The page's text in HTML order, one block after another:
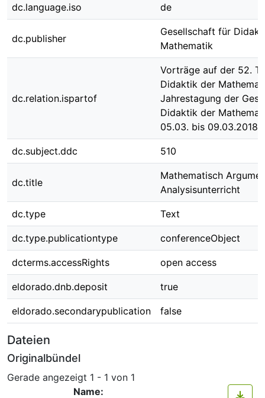
dc.language.iso de
dc.publisher
Gesellschaft für
Mathematik
dc.relation.ispartof
Vorträge auf der 52.
Didaktik der
Jahrestagung der
Didaktik der
05.03. bis 09.03.2018
dc.subject.ddc 510
dc.title
Mathematisch
Analysisunterricht
dc.type Text
dc.type.publicationtype conferenceObject
dcterms.accessRights open access
eldorado.dnb.deposit true
eldorado.secondarypublication false
Dateien
Originalbündel
Gerade angezeigt 1 - 1 von 1
Name: